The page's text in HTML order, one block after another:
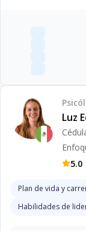
Luz
5.0
Plan de vida y
Habilidades de